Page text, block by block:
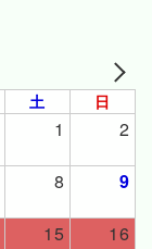
土 日
1 2
8 9
15 16